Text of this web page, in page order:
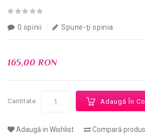
0 opinii Spune-ţi opinia
165,00 RON
Cantitate Adaugă În
Adaugă in Wishlist Compară